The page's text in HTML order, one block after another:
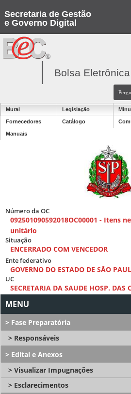
Secretaria de Gestão
e Governo Digital
Bolsa
Mural Legislação
Fornecedores Catálogo
Manuais
Número da OC
092501090592018OC00001 - Itens
unitário
Situação
ENCERRADO COM VENCEDOR
Ente federativo
GOVERNO DO ESTADO DE SÃO
UC
SECRETARIA DA SAUDE HOSP. DAS
Fase Preparatória
Responsáveis
Edital e Anexos
Visualizar Impugnações
Esclarecimentos